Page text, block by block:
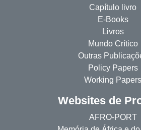
Capítulo livro
E-Books
Livros
Mundo Crítico
Outras
Policy Papers
Working Papers
Websites de
AFRO-PORT